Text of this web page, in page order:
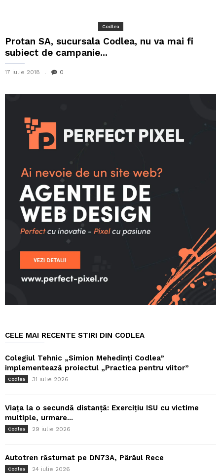
Codlea
Protan SA, sucursala Codlea, nu va mai fi
subiect de campanie...
17 iulie 2018 0
CELE MAI RECENTE STIRI DIN CODLEA
Colegiul Tehnic „Simion Mehedinți Codlea”
implementează proiectul „Practica pentru viitor”
Codlea 31 iulie 2026
Viața la o secundă distanță: Exercițiu ISU cu victime
multiple, urmare...
Codlea 29 iulie 2026
Autotren răsturnat pe DN73A, Pârâul Rece
Codlea 24 iulie 2026